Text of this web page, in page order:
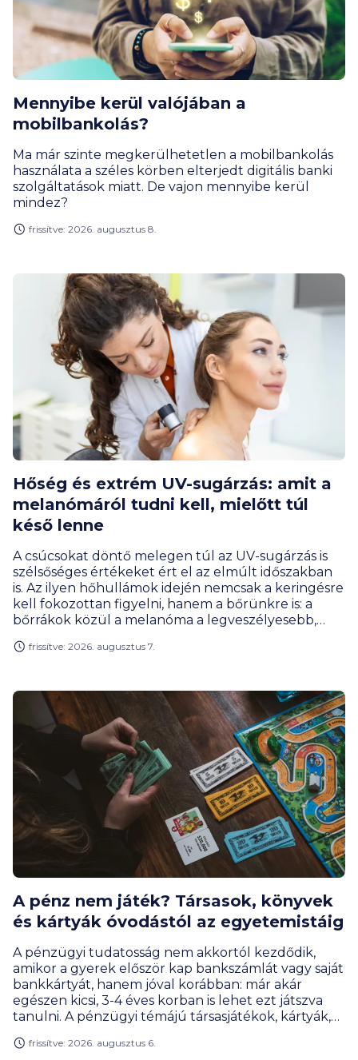
Mennyibe kerül valójában a
mobilbankolás?
Ma már szinte megkerülhetetlen a mobilbankolás
használata a széles körben elterjedt digitális banki
szolgáltatások miatt. De vajon mennyibe kerül
mindez?
frissítve: 2026. augusztus 8.
Hőség és extrém UV-sugárzás: amit a
melanómáról tudni kell, mielőtt túl
késő lenne
A csúcsokat döntő melegen túl az UV-sugárzás is
szélsőséges értékeket ért el az elmúlt időszakban
is. Az ilyen hőhullámok idején nemcsak a keringésre
kell fokozottan figyelni, hanem a bőrünkre is: a
bőrrákok közül a melanóma a legveszélyesebb,
közhiedelemmel ellentétben nem csak a közvetlen
szakorvos segítségével eloszlatja a leggyakoribb
tévhiteket, és bemutatja, mire érdemes figyelni az
önvizsgálat és a szűrés során. A pénztári
megtakarításból akár a rendszeres szűrést is ki
lehet fizetni.
frissítve: 2026. augusztus 7.
A pénz nem játék? Társasok, könyvek
és kártyák óvodástól az egyetemistáig
A pénzügyi tudatosság nem akkortól kezdődik,
amikor a gyerek először kap bankszámlát vagy saját
bankkártyát, hanem jóval korábban: már akár
egészen kicsi, 3-4 éves korban is lehet ezt játszva
tanulni. A pénzügyi témájú társasjátékok, kártyák,
meg tervezni, mérlegelni, gyűjteni vagy éppen
frissítve: 2026. augusztus 6.